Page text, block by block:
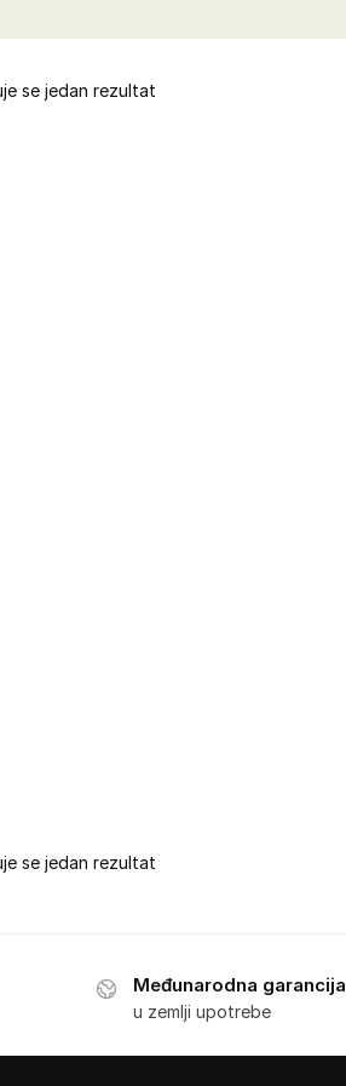
se jedan rezultat
se jedan rezultat
Međunarodna garancija
u zemlji upotrebe